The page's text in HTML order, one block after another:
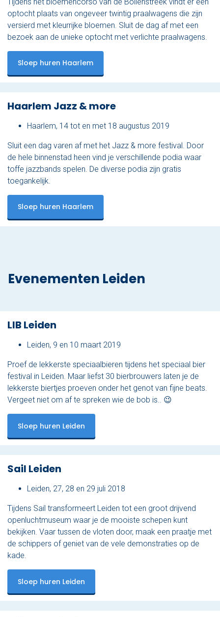
optocht plaats van ongeveer twintig praalwagens die zijn
versierd met kleurrijke bloemen. Sluit de dag af met een
bezoek aan de unieke optocht met verlichte praalwagens.
Sloep huren Haarlem
Haarlem Jazz & more
Haarlem, 14 tot en met 18 augustus 2019
Sluit een dag varen af met het Jazz & more festival. Door
de hele binnenstad heen vind je verschillende podia waar
toffe jazzbands spelen. De diverse podia zijn gratis
toegankelijk.
Sloep huren Haarlem
Evenementen Leiden
LIB Leiden
Leiden, 9 en 10 maart 2019
Proef de lekkerste speciaalbieren tijdens het speciaal bier
festival in Leiden. Maar liefst 30 bierbrouwers laten je de
lekkerste biertjes proeven onder het genot van fijne beats.
Vergeet niet om af te spreken wie de bob is.. 😉
Sloep huren Leiden
Sail Leiden
Leiden, 27, 28 en 29 juli 2018
Tijdens Sail transformeert Leiden tot een groot drijvend
openluchtmuseum waar je de mooiste schepen kunt
bekijken. Vaar tussen de vloten door, maak een praatje met
de schippers of geniet van de vele demonstraties op de
kade.
Sloep huren Leiden